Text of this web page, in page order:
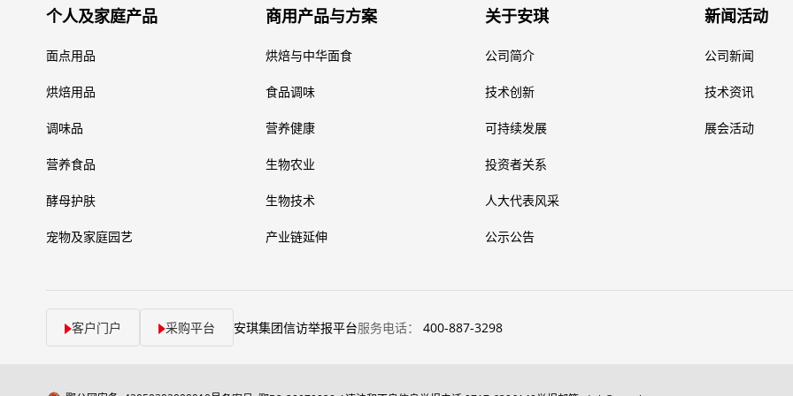
个人及家庭产品
面点用品
烘焙用品
调味品
营养食品
酵母护肤
宠物及家庭园艺
商用产品与方案
烘焙与中华面食
食品调味
营养健康
生物农业
生物技术
产业链延伸
关于安琪
公司简介
技术创新
可持续发展
投资者关系
人大代表风采
公示公告
新闻活动
公司新闻
技术资讯
展会活动
客户门户 采购平台 安琪集团信访举报平台服务电话： 400-887-3298